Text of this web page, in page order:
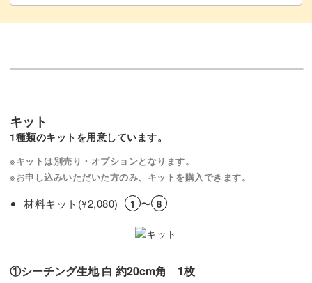
ニャンドゥティの基本から応用まで幅広く学び、自分だけ
キット
1種類のキットを用意しています。
※キットは別売り・オプションとなります。
※お申し込みいただいた方のみ、キットを購入できます。
材料キット(¥2,080) 1 〜 8
①シーチング生地 白 約20cm角 1枚